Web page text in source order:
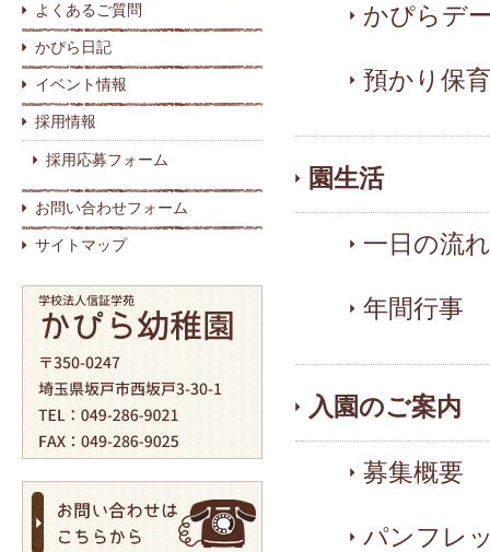
よくあるご質問
かぴら日記
イベント情報
採用情報
採用応募フォーム
お問い合わせフォーム
サイトマップ
かぴらデ
預かり保育
園生活
一日の流
年間行事
入園のご案内
募集概要
パンフレ